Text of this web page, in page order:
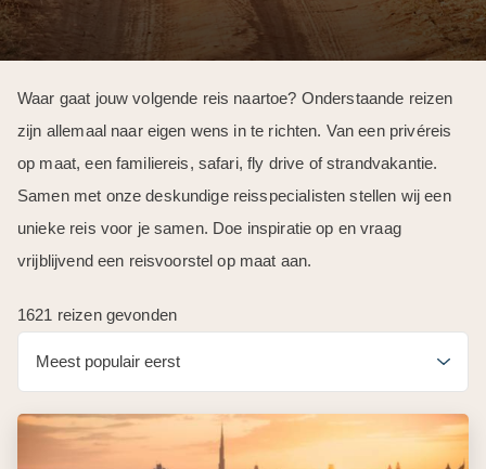
Waar gaat jouw volgende reis naartoe? Onderstaande reizen
zijn allemaal naar eigen wens in te richten. Van een privéreis
op maat, een familiereis, safari, fly drive of strandvakantie.
Samen met onze deskundige reisspecialisten stellen wij een
unieke reis voor je samen. Doe inspiratie op en vraag
vrijblijvend een reisvoorstel op maat aan.
1621 reizen gevonden